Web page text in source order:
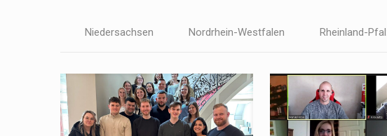
Niedersachsen Nordrhein-Westfalen Rheinland-